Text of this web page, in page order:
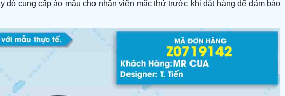
đó cung cấp áo mẫu cho nhân viên mặc thử trước khi đặt hàng để đảm bảo